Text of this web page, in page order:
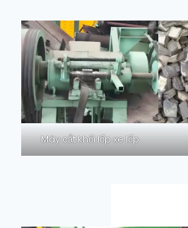
Máy cắt khối lốp xe lốp